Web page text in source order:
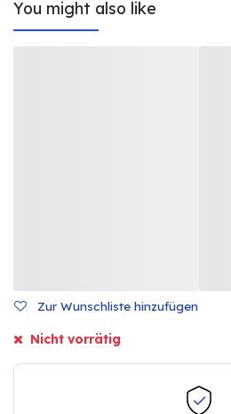
You might also like
Zur Wunschliste hinzufügen
Nicht vorrätig